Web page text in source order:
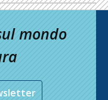
mondo